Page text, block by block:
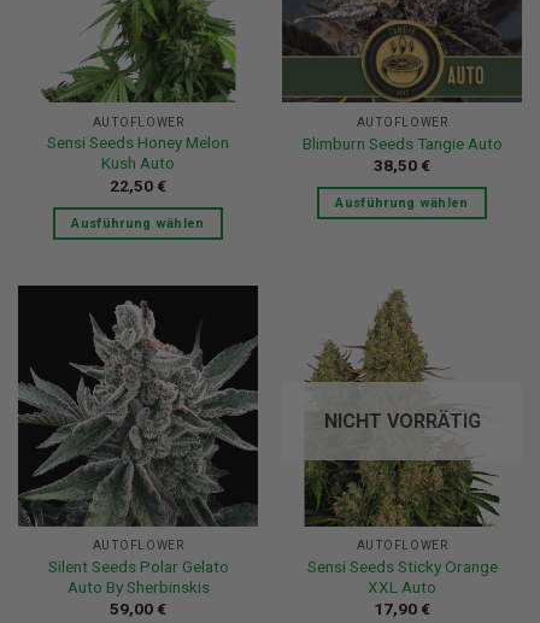
AUTOFLOWER
Sensi Seeds Honey Melon
Kush Auto
22,50 €
Ausführung wählen
weist
mehrere
Varianten
auf.
Die
Optionen
können
auf
der
Produktseite
gewählt
werden
AUTOFLOWER
Blimburn Seeds Tangie Auto
38,50 €
Ausführung wählen
mehrere
Varianten
auf.
Die
Optionen
können
auf
der
Produktseite
werden
AUTOFLOWER
Silent Seeds Polar Gelato
Auto By Sherbinskis
59,00 €
NICHT VORRÄTIG
AUTOFLOWER
Sensi Seeds Sticky Orange
XXL Auto
17,90 €